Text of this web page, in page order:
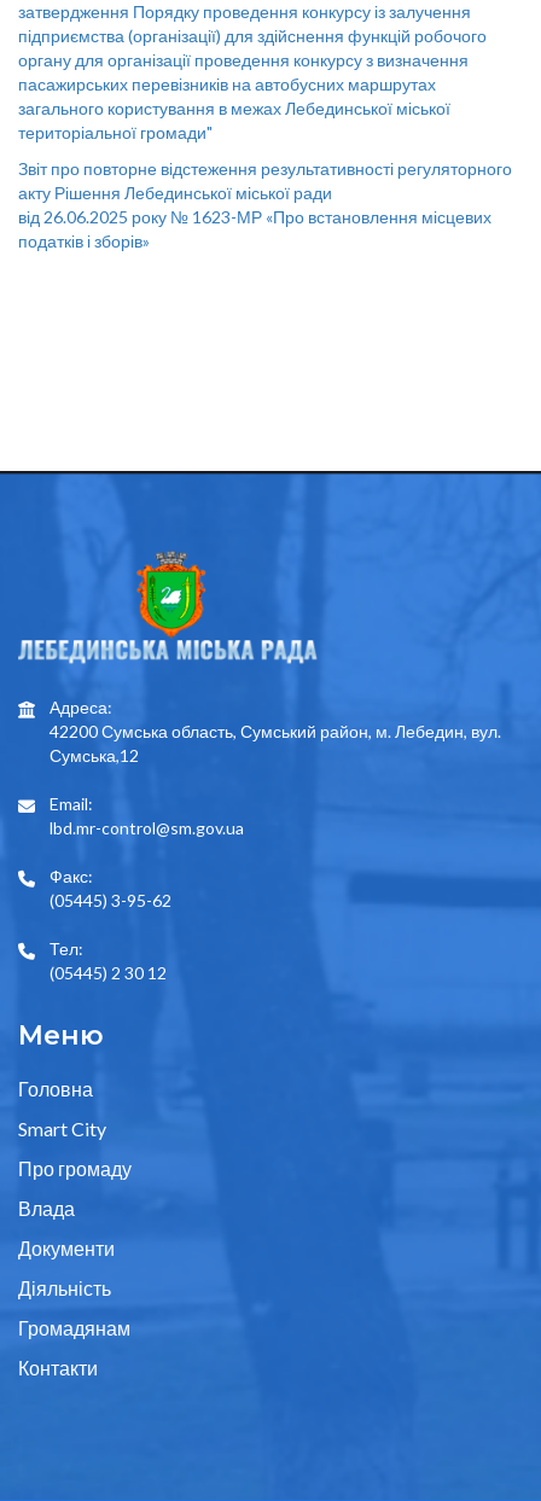
затвердження Порядку проведення конкурсу із залучення
підприємства (організації) для здійснення функцій робочого
органу для організації проведення конкурсу з визначення
пасажирських перевізників на автобусних маршрутах
загального користування в межах Лебединської міської
територіальної громади"
Звіт про повторне відстеження результативності регуляторного
акту Рішення Лебединської міської ради
від 26.06.2025 року № 1623-МР «Про встановлення місцевих
податків і зборів»
Адреса:
42200 Сумська область, Сумський район, м. Лебедин, вул.
Сумська,12
Email:
lbd.mr-control@sm.gov.ua
Факс:
(05445) 3-95-62
Тел:
(05445) 2 30 12
Меню
Головна
Smart City
Про громаду
Влада
Документи
Діяльність
Громадянам
Контакти